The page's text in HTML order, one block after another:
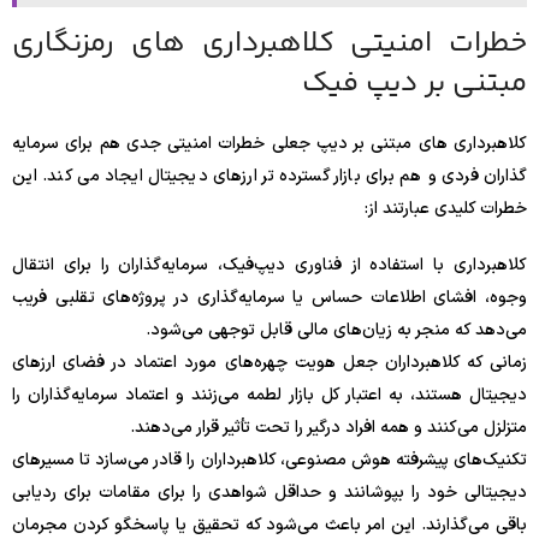
خطرات امنیتی کلاهبرداری های رمزنگاری
مبتنی بر دیپ فیک
کلاهبرداری های مبتنی بر دیپ جعلی خطرات امنیتی جدی هم برای سرمایه
گذاران فردی و هم برای بازار گسترده تر ارزهای دیجیتال ایجاد می کند. این
خطرات کلیدی عبارتند از:
کلاهبرداری با استفاده از فناوری دیپ‌فیک، سرمایه‌گذاران را برای انتقال
وجوه، افشای اطلاعات حساس یا سرمایه‌گذاری در پروژه‌های تقلبی فریب
می‌دهد که منجر به زیان‌های مالی قابل توجهی می‌شود.
زمانی که کلاهبرداران جعل هویت چهره‌های مورد اعتماد در فضای ارزهای
دیجیتال هستند، به اعتبار کل بازار لطمه می‌زنند و اعتماد سرمایه‌گذاران را
متزلزل می‌کنند و همه افراد درگیر را تحت تأثیر قرار می‌دهند.
تکنیک‌های پیشرفته هوش مصنوعی، کلاهبرداران را قادر می‌سازد تا مسیرهای
دیجیتالی خود را بپوشانند و حداقل شواهدی را برای مقامات برای ردیابی
باقی می‌گذارند. این امر باعث می‌شود که تحقیق یا پاسخگو کردن مجرمان